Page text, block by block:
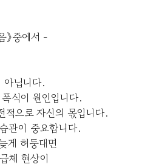
》중에서 -
아닙니다.
식이 원인입니다.
적으로 자신의 몫입니다.
관이 중요합니다.
게 허둥대면
체 현상이